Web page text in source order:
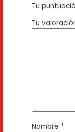
Tu
Tu
Nombre *